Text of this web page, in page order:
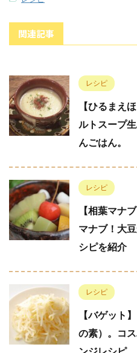
関連記事
レシピ
【ひるまえ
ルトスープ
んごはん。
レシピ
【相葉マナ
マナブ！大
シピを紹介
レシピ
【バゲット
の素）。コ